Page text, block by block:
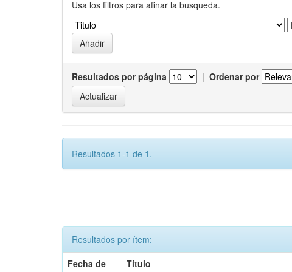
Usa los filtros para afinar la busqueda.
Resultados por página | Ordenar por
Resultados 1-1 de 1.
Resultados por ítem:
Fecha de
Título